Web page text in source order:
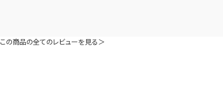
この商品の全てのレビューを見る＞